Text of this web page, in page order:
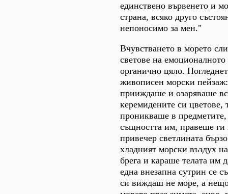
единствено вървенето и
страна, всяко друго
непоносимо за мен."
Вчувстването в морето
светове на
органично цяло.
живописен морски
прииждаше и озаряваше
керемидените си цветове,
проникваше в
същността им, правеше ги
привечер светлината
хладният морски въздух
брега и караше телата им
една внезапна сутрин се
си виждаш не море, а